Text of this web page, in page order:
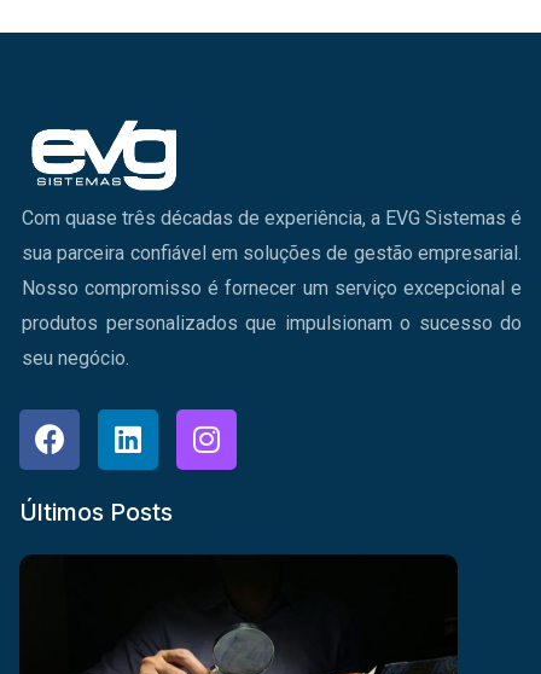
Com quase três décadas de experiência, a EVG Sistemas é
sua parceira confiável em soluções de gestão empresarial.
Nosso compromisso é fornecer um serviço excepcional e
produtos personalizados que impulsionam o sucesso do
seu negócio.
Últimos Posts